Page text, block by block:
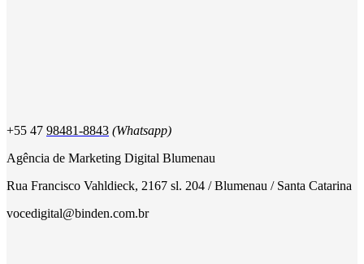
+55 47 98481-8843 (Whatsapp)
Agência de Marketing Digital Blumenau
Rua Francisco Vahldieck, 2167 sl. 204 / Blumenau / Santa Catarina
vocedigital@binden.com.br